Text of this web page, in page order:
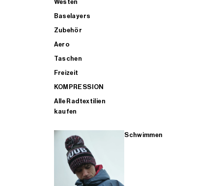
Westen
Baselayers
Zubehör
Aero
Taschen
Freizeit
KOMPRESSION
Alle Radtextilien
kaufen
Schwimmen